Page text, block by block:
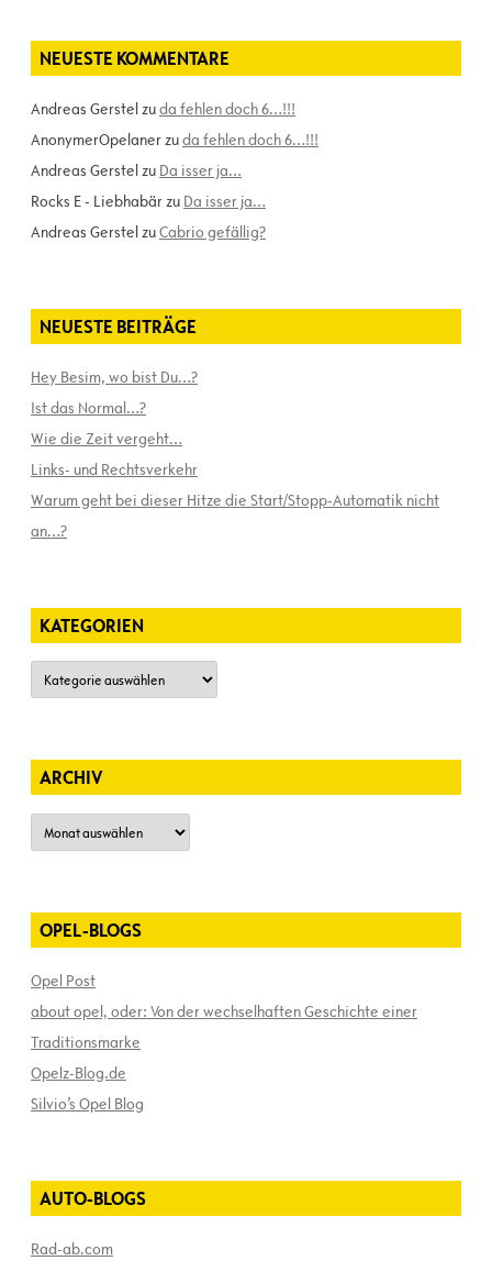
NEUESTE KOMMENTARE
Andreas Gerstelzuda fehlen doch 6…!!!
AnonymerOpelanerzuda fehlen doch 6…!!!
Andreas Gerstelzu Da isser ja…
Rocks E - Liebhabärzu Da isser ja…
Andreas GerstelzuCabrio gefällig?
NEUESTE BEITRÄGE
Hey Besim, wo bist Du…?
Ist das Normal…?
Wie die Zeit vergeht…
Links- und Rechtsverkehr
Warum geht bei dieser Hitze die Start/Stopp-Automatik nicht
an…?
KATEGORIEN
Kategorien
ARCHIV
Archiv
OPEL-BLOGS
Opel Post
about opel, oder: Von der wechselhaften Geschichte einer
Traditionsmarke
Opelz-Blog.de
Silvio’s Opel Blog
AUTO-BLOGS
Rad-ab.com